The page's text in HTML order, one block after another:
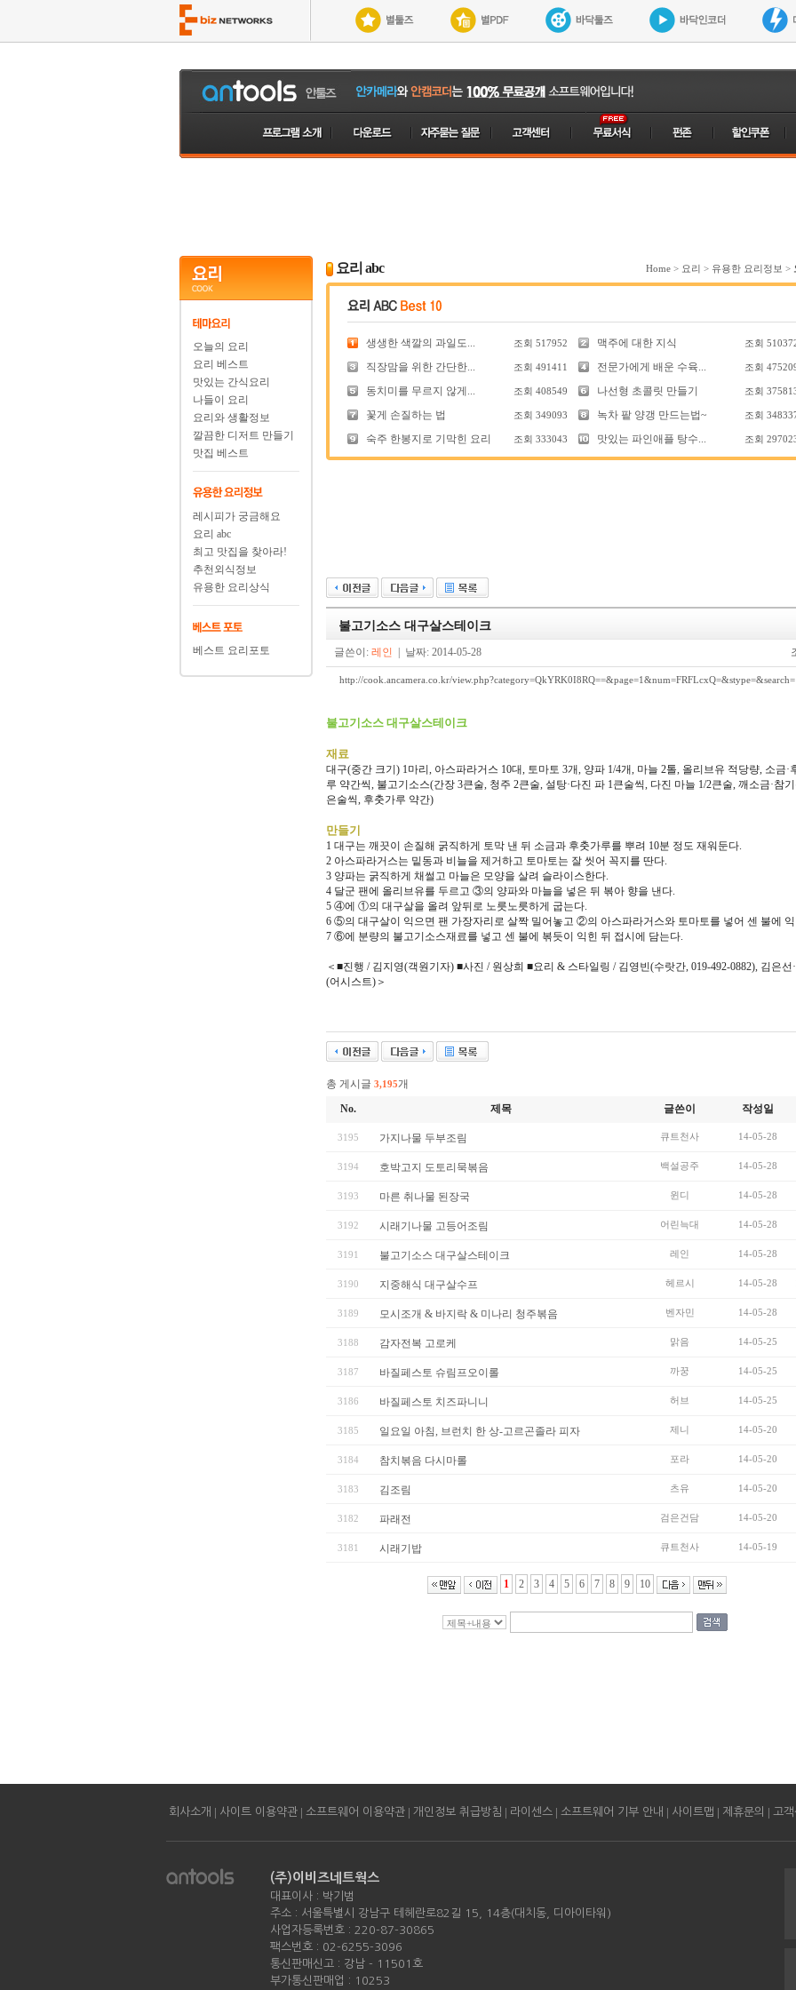
오늘의 요리
요리 베스트
맛있는 간식요리
나들이 요리
요리와 생활정보
깔끔한 디저트 만들기
맛집 베스트
레시피가 궁금해요
요리 abc
최고 맛집을 찾아라!
추천외식정보
유용한 요리상식
베스트 요리포토
요리 abc Home > 요리 > 유용한 요리정보 >
생생한 색깔의 과일도... 조회 517952 맥주에 대한 지식 조회
직장맘을 위한 간단한... 조회 491411 전문가에게 배운 수육... 조회
동치미를 무르지 않게... 조회 408549 나선형 초콜릿 만들기 조회
꽃게 손질하는 법 조회 349093 녹차 팥 양갱 만드는법~ 조회
숙주 한봉지로 기막힌 요리 조회 333043 맛있는 파인애플 탕수... 조회
불고기소스 대구살스테이크
글쓴이: 레인 | 날짜: 2014-05-28
http://cook.ancamera.co.kr/view.php?category=QkYRK0I8RQ==&page=1&num=FRFLcxQ=&stype=&search=
불고기소스 대구살스테이크
재료
대구(중간 크기) 1마리, 아스파라거스 10대, 토마토 3개, 양파 1/4개, 마늘 2톨, 올리브유 적당량, 소금·
루 약간씩, 불고기소스(간장 3큰술, 청주 2큰술, 설탕·다진 파 1큰술씩, 다진 마늘 1/2큰술, 깨소금·참
은술씩, 후춧가루 약간)
만들기
1 대구는 깨끗이 손질해 굵직하게 토막 낸 뒤 소금과 후춧가루를 뿌려 10분 정도 재워둔다.
2 아스파라거스는 밑동과 비늘을 제거하고 토마토는 잘 씻어 꼭지를 딴다.
3 양파는 굵직하게 채썰고 마늘은 모양을 살려 슬라이스한다.
4 달군 팬에 올리브유를 두르고 ③의 양파와 마늘을 넣은 뒤 볶아 향을 낸다.
5 ④에 ①의 대구살을 올려 앞뒤로 노릇노릇하게 굽는다.
6 ⑤의 대구살이 익으면 팬 가장자리로 살짝 밀어놓고 ②의 아스파라거스와 토마토를 넣어 센 불에 익
7 ⑥에 분량의 불고기소스재료를 넣고 센 불에 볶듯이 익힌 뒤 접시에 담는다.
＜■진행 / 김지영(객원기자) ■사진 / 원상희 ■요리 & 스타일링 / 김영빈(수랏간, 019-492-0882), 김은선
(어시스트)＞
총 게시글 3,195개
No.
제목 글쓴이 작성일
3195 가지나물 두부조림 큐트천사 14-05-28
3194 호박고지 도토리묵볶음 백설공주 14-05-28
3193 마른 취나물 된장국 윈디 14-05-28
3192 시래기나물 고등어조림 어린늑대 14-05-28
3191 불고기소스 대구살스테이크 레인 14-05-28
3190 지중해식 대구살수프 헤르시 14-05-28
3189 모시조개 & 바지락 & 미나리 청주볶음 벤자민 14-05-28
3188 감자전복 고로케 맑음 14-05-25
3187 바질페스토 슈림프오이롤 까꿍 14-05-25
3186 바질페스토 치즈파니니 허브 14-05-25
3185 일요일 아침, 브런치 한 상-고르곤졸라 피자 제니 14-05-20
3184 참치볶음 다시마롤 포라 14-05-20
3183 김조림 츠유 14-05-20
3182 파래전 검은건담 14-05-20
3181 시래기밥 큐트천사 14-05-19
1 2 3 4 5 6 7 8 9 10
회사소개 | 사이트 이용약관 | 소프트웨어 이용약관 | 개인정보 취급방침 | 라이센스 | 소프트웨어 기부 안내 | 사이트맵 | 제휴문의 | 고객
(주)이비즈네트웍스
대표이사 : 박기범
주소 : 서울특별시 강남구 테헤란로82길 15, 14층(대치동, 디아이타워)
사업자등록번호 : 220-87-30865
팩스번호 : 02-6255-3096
통신판매신고 : 강남 - 11501호
부가통신판매업 : 10253